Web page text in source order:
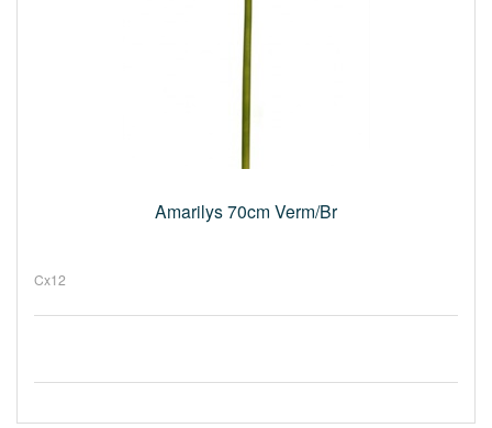
Amarilys 70cm Verm/Br
Cx12